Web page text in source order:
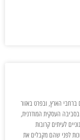
ברחבי הארץ, ובפרט באזור
העסקית המודרנית,
לעיתים קרובות
לפני שהם מקבלים את